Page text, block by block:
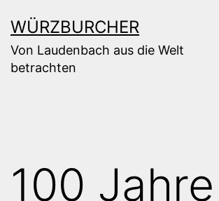
Inhalt
springen
WÜRZBURCHER
Von Laudenbach aus die Welt
betrachten
100 Jahre